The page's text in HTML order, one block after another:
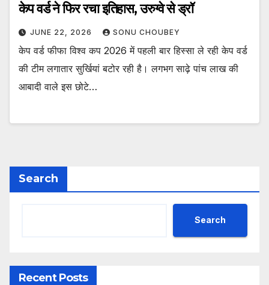
केप वर्ड ने फिर रचा इतिहास, उरुग्वे से ड्रॉ
JUNE 22, 2026 SONU CHOUBEY
केप वर्ड फीफा विश्व कप 2026 में पहली बार हिस्सा ले रही केप वर्ड
की टीम लगातार सुर्खियां बटोर रही है। लगभग साढ़े पांच लाख की
आबादी वाले इस छोटे…
Search
Search
Recent Posts